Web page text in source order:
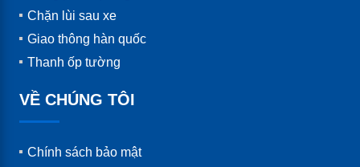
Chặn lùi sau xe
Giao thông hàn quốc
Thanh ốp tường
VỀ CHÚNG TÔI
Chính sách bảo mật